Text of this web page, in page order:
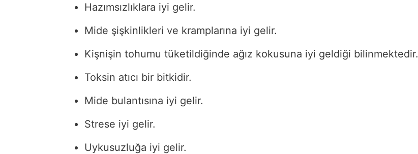
Hazımsızlıklara iyi gelir.
Mide şişkinlikleri ve kramplarına iyi gelir.
Kişnişin tohumu tüketildiğinde ağız kokusuna iyi geldiği bilinmektedir.
Toksin atıcı bir bitkidir.
Mide bulantısına iyi gelir.
Strese iyi gelir.
Uykusuzluğa iyi gelir.